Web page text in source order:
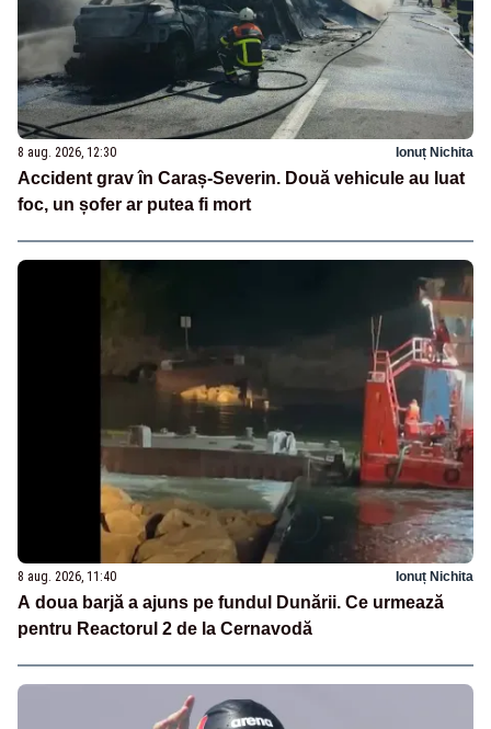
8 aug. 2026, 12:30 Ionuț Nichita
Accident grav în Caraș-Severin. Două vehicule au luat
foc, un șofer ar putea fi mort
8 aug. 2026, 11:40 Ionuț Nichita
A doua barjă a ajuns pe fundul Dunării. Ce urmează
pentru Reactorul 2 de la Cernavodă